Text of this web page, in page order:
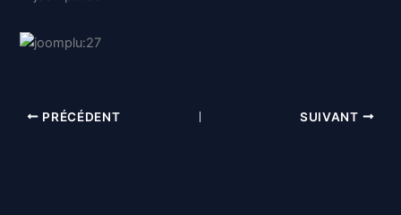
PRÉCÉDENT SUIVANT